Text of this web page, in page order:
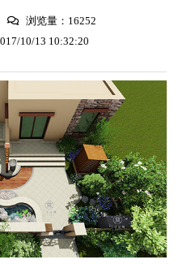
浏览量：16252
10/13 10:32:20